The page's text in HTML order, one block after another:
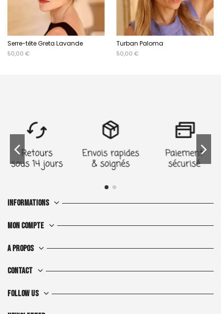
Serre-tête Greta Lavande
50,00 €
Turban Paloma
50,00 €
Informations
Mon compte
A propos
Contact
Follow us